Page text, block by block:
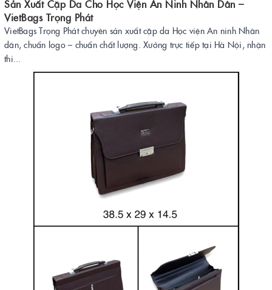
Sản Xuất Cặp Da Cho Học Viện An Ninh Nhân Dân –
VietBags Trọng Phát
VietBags Trọng Phát chuyên sản xuất cặp da Học viện An ninh Nhân
dân, chuẩn logo – chuẩn chất lượng. Xưởng trực tiếp tại Hà Nội, nhận
thi...